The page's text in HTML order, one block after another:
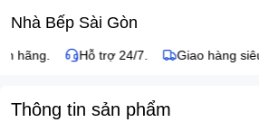
Nhà Bếp Sài Gòn
hãng. Hỗ trợ 24/7. Giao hàng
Thông tin sản phẩm